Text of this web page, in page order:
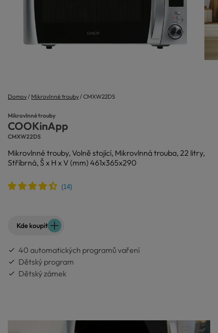
Domov Mikrovlnné trouby CMXW22DS
Mikrovlnné trouby
COOKinApp
CMXW22DS
Mikrovlnné trouby, Volně stojící, Mikrovlnná trouba, 22 litry,
Stříbrná, Š x H x V (mm) 461x365x290
Kde koupit
40 automatických programů vaření
Dětský program
Dětský zámek